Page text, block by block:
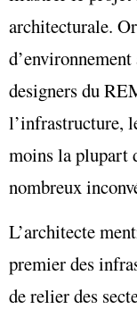
architecturale.
designers du
l’infrastructure,
moins la plupart
nombreux
L’architecte
premier des
de relier des